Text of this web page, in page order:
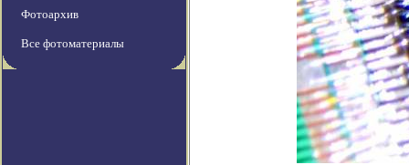
Фотоархив
Все фотоматериалы